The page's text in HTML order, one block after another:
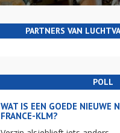
PARTNERS VAN
POLL
WAT IS EEN GOEDE NIEUWE
FRANCE-KLM?